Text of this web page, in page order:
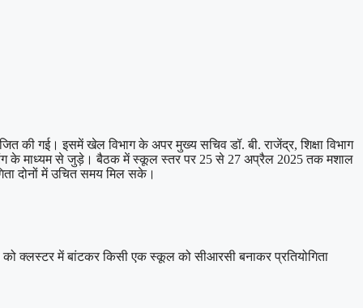
गई। इसमें खेल विभाग के अपर मुख्य सचिव डॉ. बी. राजेंद्र, शिक्षा विभाग
के माध्यम से जुड़े। बैठक में स्कूल स्तर पर 25 से 27 अप्रैल 2025 तक मशाल
दोनों में उचित समय मिल सके।
क्लस्टर में बांटकर किसी एक स्कूल को सीआरसी बनाकर प्रतियोगिता